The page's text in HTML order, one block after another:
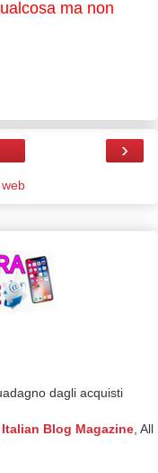
ma non
›
dagli acquisti
Blog Magazine, All